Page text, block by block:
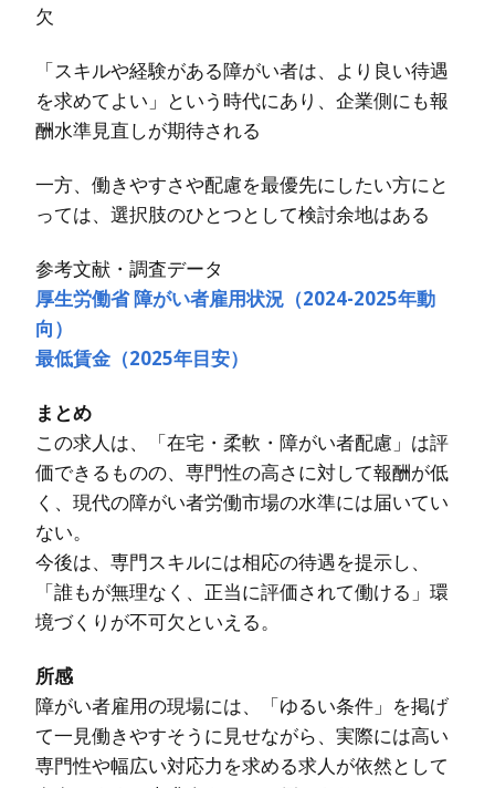
欠
「スキルや経験がある障がい者は、より良い待遇
を求めてよい」という時代にあり、企業側にも報
酬水準見直しが期待される
一方、働きやすさや配慮を最優先にしたい方にと
っては、選択肢のひとつとして検討余地はある
参考文献・調査データ
厚生労働省 障がい者雇用状況（2024-2025年動
向）
最低賃金（2025年目安）
まとめ
この求人は、「在宅・柔軟・障がい者配慮」は評
価できるものの、専門性の高さに対して報酬が低
く、現代の障がい者労働市場の水準には届いてい
ない。
今後は、専門スキルには相応の待遇を提示し、
「誰もが無理なく、正当に評価されて働ける」環
境づくりが不可欠といえる。
所感
障がい者雇用の現場には、「ゆるい条件」を掲げ
て一見働きやすそうに見せながら、実際には高い
専門性や幅広い対応力を求める求人が依然として